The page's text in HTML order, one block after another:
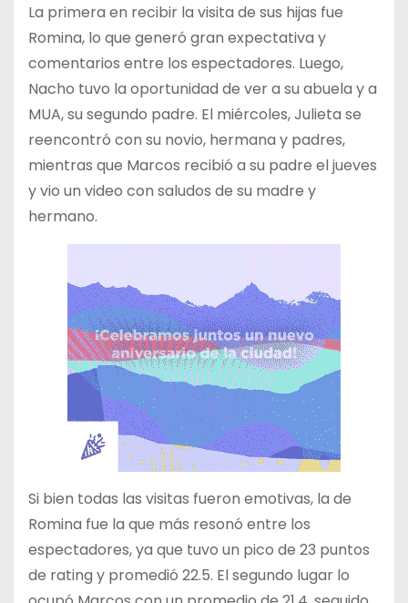
La primera en recibir la visita de sus hijas fue
Romina, lo que generó gran expectativa y
comentarios entre los espectadores. Luego,
Nacho tuvo la oportunidad de ver a su abuela y a
MUA, su segundo padre. El miércoles, Julieta se
reencontró con su novio, hermana y padres,
mientras que Marcos recibió a su padre el jueves
y vio un video con saludos de su madre y
hermano.
Si bien todas las visitas fueron emotivas, la de
Romina fue la que más resonó entre los
espectadores, ya que tuvo un pico de 23 puntos
de rating y promedió 22.5. El segundo lugar lo